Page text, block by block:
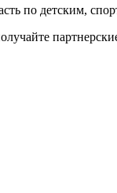
по детским,